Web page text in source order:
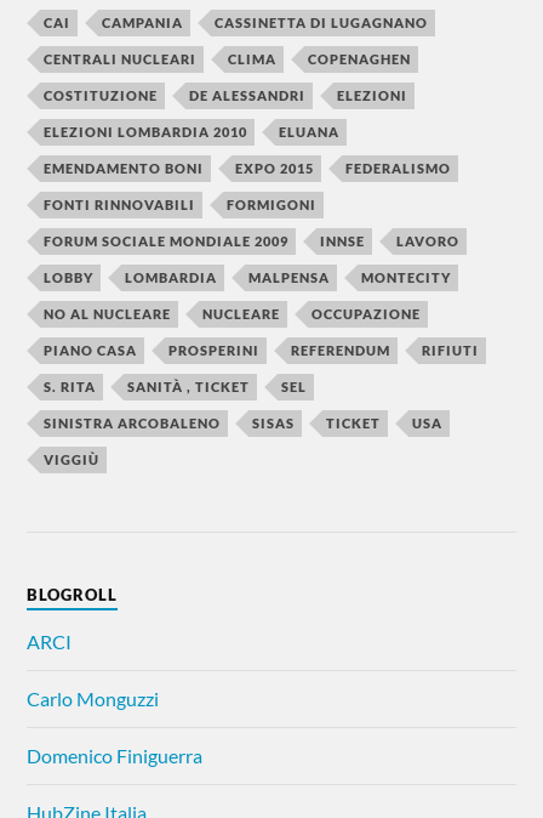
CAI CAMPANIA CASSINETTA DI LUGAGNANO
CENTRALI NUCLEARI CLIMA COPENAGHEN
COSTITUZIONE DE ALESSANDRI ELEZIONI
ELEZIONI LOMBARDIA 2010 ELUANA
EMENDAMENTO BONI EXPO 2015 FEDERALISMO
FONTI RINNOVABILI FORMIGONI
FORUM SOCIALE MONDIALE 2009 INNSE LAVORO
LOBBY LOMBARDIA MALPENSA MONTECITY
NO AL NUCLEARE NUCLEARE OCCUPAZIONE
PIANO CASA PROSPERINI REFERENDUM RIFIUTI
S. RITA SANITÀ , TICKET SEL
SINISTRA ARCOBALENO SISAS TICKET USA
VIGGIÙ
BLOGROLL
ARCI
Carlo Monguzzi
Domenico Finiguerra
HubZine Italia